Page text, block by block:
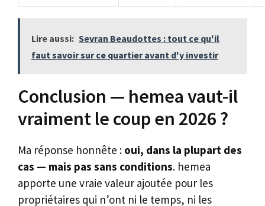
Lire aussi: Sevran Beaudottes : tout ce qu'il
faut savoir sur ce quartier avant d'y investir
Conclusion — hemea vaut-il
vraiment le coup en 2026 ?
Ma réponse honnête : oui, dans la plupart des
cas — mais pas sans conditions. hemea
apporte une vraie valeur ajoutée pour les
propriétaires qui n’ont ni le temps, ni les